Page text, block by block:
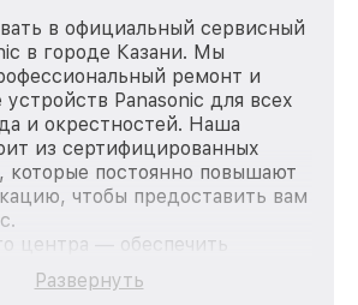
в официальный сервисный
в городе Казани. Мы
ремонт и
Panasonic для всех
и окрестностей. Наша
из сертифицированных
которые постоянно повышают
чтобы предоставить вам
центра — обеспечить
и доступный ремонт для
продукции Panasonic,
Развернуть